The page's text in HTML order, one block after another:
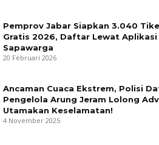
Pemprov Jabar Siapkan 3.040
Gratis 2026, Daftar Lewat Aplikasi
Sapawarga
20 Februari 2026
Ancaman Cuaca Ekstrem, Polisi
Pengelola Arung Jeram Lolong
Utamakan Keselamatan!
4 November 2025